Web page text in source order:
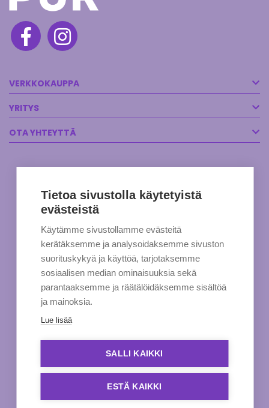
VERKKOKAUPPA
YRITYS
OTA YHTEYTTÄ
Tietoa sivustolla käytetyistä
evästeistä
Käytämme sivustollamme evästeitä
kerätäksemme ja analysoidaksemme sivuston
suorituskykyä ja käyttöä, tarjotaksemme
sosiaalisen median ominaisuuksia sekä
parantaaksemme ja räätälöidäksemme sisältöä
ja mainoksia.
Lue lisää
SALLI KAIKKI
ESTÄ KAIKKI